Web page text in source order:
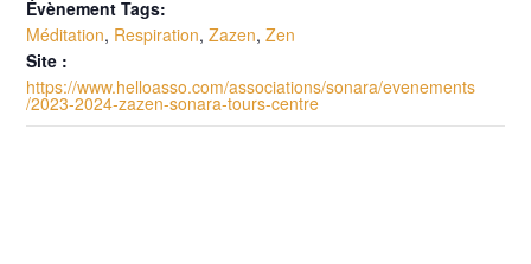
Évènement Tags:
Méditation, Respiration,Zazen,Zen
Site :
https://www.helloasso.com/associations/sonara/evenements
/2023-2024-zazen-sonara-tours-centre